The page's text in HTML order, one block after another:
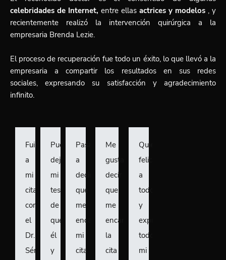
celebridades de Internet, entre ellas actrices y modelos , y
recientemente realizó la intervención quirúrgica a la
empresaria Brenda Lezie.
El proceso de recuperación fue todo un éxito, lo que llevó a la
empresaria a compartir los resultados en sus redes
sociales,
expresando su satisfacción y agradecimiento
infinito.
Fui
a
mi
cita
con
el
Dr.
Sérgio
Puedo
dejar
mi
testimonio
de
que
él
y
Pasando
a
decir
que
me
encantó
mi
cita
Me
gustaría
decir
que
me
encantó
la
cita
Quiero
felicitar
a
todos,
y
expresarles
todo
mi